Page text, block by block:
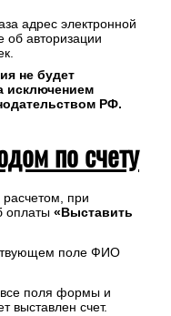
адрес электронной
об авторизации
не будет
исключением
РФ.
по счету
расчетом, при
оплаты «Выставить
поле ФИО
поля формы и
выставлен счет.